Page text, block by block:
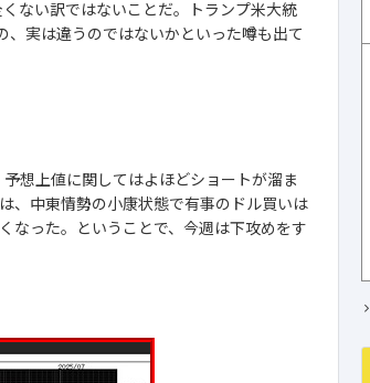
ない訳ではないことだ。トランプ米大統
実は違うのではないかといった噂も出て
想上値に関してはよほどショートが溜ま
、中東情勢の小康状態で有事のドル買いは
なった。ということで、今週は下攻めをす